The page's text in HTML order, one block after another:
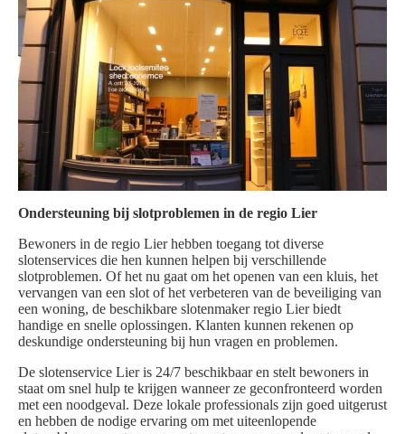
Ondersteuning bij slotproblemen in de regio Lier
Bewoners in de regio Lier hebben toegang tot diverse
slotenservices die hen kunnen helpen bij verschillende
slotproblemen. Of het nu gaat om het openen van een kluis, het
vervangen van een slot of het verbeteren van de beveiliging van
een woning, de beschikbare slotenmaker regio Lier biedt
handige en snelle oplossingen. Klanten kunnen rekenen op
deskundige ondersteuning bij hun vragen en problemen.
De slotenservice Lier is 24/7 beschikbaar en stelt bewoners in
staat om snel hulp te krijgen wanneer ze geconfronteerd worden
met een noodgeval. Deze lokale professionals zijn goed uitgerust
en hebben de nodige ervaring om met uiteenlopende